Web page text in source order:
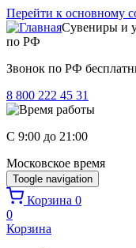
Перейти к основному
Сувениры и
по РФ
Звонок по РФ
8 800 222 45 31
C 9:00 до 21:00
Московское время
Toogle navigation
Корзина 0
0
Корзина